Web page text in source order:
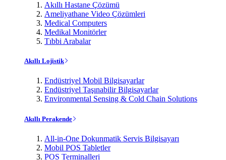
Akıllı Hastane Çözümü
Ameliyathane Video Çözümleri
Medical Computers
Medikal Monitörler
Tıbbi Arabalar
Akıllı Lojistik
Endüstriyel Mobil Bilgisayarlar
Endüstriyel Taşınabilir Bilgisayarlar
Environmental Sensing & Cold Chain Solutions
Akıllı Perakende
All-in-One Dokunmatik Servis Bilgisayarı
Mobil POS Tabletler
POS Terminalleri